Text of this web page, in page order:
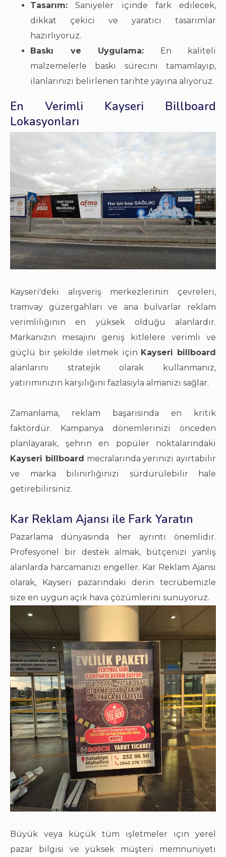
Tasarım: Saniyeler içinde fark edilecek,
dikkat çekici ve yaratıcı tasarımlar
hazırlıyoruz.
Baskı ve Uygulama: En kaliteli
malzemelerle baskı sürecini tamamlayıp,
ilanlarınızı belirlenen tarihte yayına alıyoruz.
En Verimli Kayseri Billboard
Lokasyonları
Kayseri'deki alışveriş merkezlerinin çevreleri,
tramvay güzergahları ve ana bulvarlar reklam
verimliliğinin en yüksek olduğu alanlardır.
Markanızın mesajını geniş kitlelere verimli ve
güçlü bir şekilde iletmek için Kayseri billboard
alanlarını stratejik olarak kullanmanız,
yatırımınızın karşılığını fazlasıyla almanızı sağlar.
Zamanlama, reklam başarısında en kritik
faktördür. Kampanya dönemlerinizi önceden
planlayarak, şehrin en popüler noktalarındaki
Kayseri billboard mecralarında yerinizi ayırtabilir
ve marka bilinirliğinizi sürdürülebilir hale
getirebilirsiniz.
Kar Reklam Ajansı ile Fark Yaratın
Pazarlama dünyasında her ayrıntı önemlidir.
Profesyonel bir destek almak, bütçenizi yanlış
alanlarda harcamanızı engeller. Kar Reklam Ajansı
olarak, Kayseri pazarındaki derin tecrübemizle
size en uygun açık hava çözümlerini sunuyoruz.
Büyük veya küçük tüm işletmeler için yerel
pazar bilgisi ve yüksek müşteri memnuniyeti